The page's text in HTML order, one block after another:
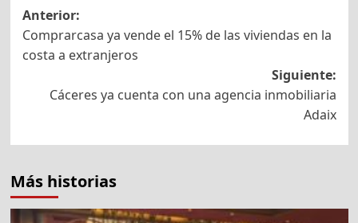
Navegación
de
entradas
Anterior:
Comprarcasa ya vende el 15% de las viviendas en la
costa a extranjeros
Siguiente:
Cáceres ya cuenta con una agencia inmobiliaria
Adaix
Más historias